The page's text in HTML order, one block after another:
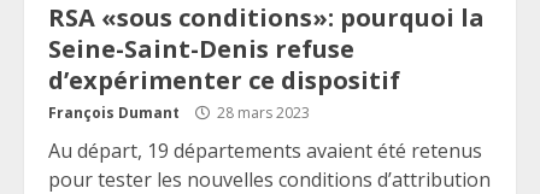
RSA «sous conditions»: pourquoi la
Seine-Saint-Denis refuse
d’expérimenter ce dispositif
François Dumant 28 mars 2023
Au départ, 19 départements avaient été retenus
pour tester les nouvelles conditions d’attribution